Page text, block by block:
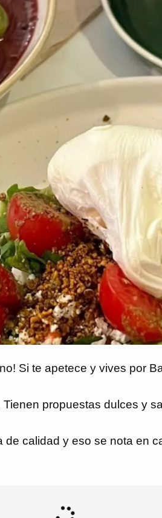
Si te apetece y vives por
propuestas dulces y
calidad y eso se nota en